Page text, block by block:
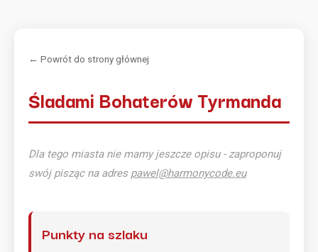
← Powrót do strony głównej
Śladami Bohaterów Tyrmanda
Dla tego miasta nie mamy jeszcze opisu - zaproponuj
swój pisząc na adres pawel@harmonycode.eu
Punkty na szlaku